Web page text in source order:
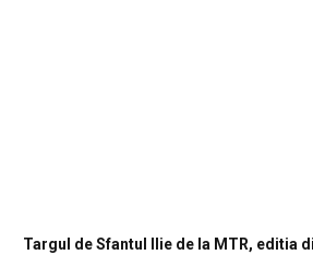
Targul de Sfantul Ilie de la MTR, editia